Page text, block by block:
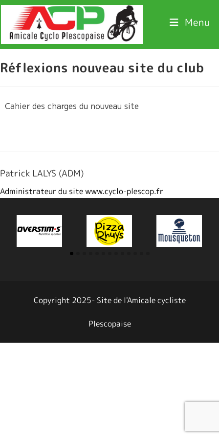
Menu
Réflexions nouveau site du club
Cahier des charges du nouveau site
Patrick LALYS (ADM)
Administrateur du site www.cyclo-plescop.fr
Copyright 2025- Site de l'Amicale cycliste
Plescopaise